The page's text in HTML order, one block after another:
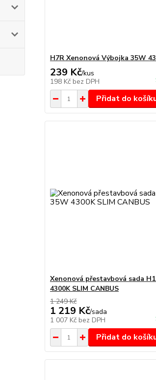
H7R Xenonová Výbojka 35W
239 Kč/kus
198 Kč bez DPH
Přidat do
Xenonová přestavbová sada
4300K SLIM CANBUS
1 249 Kč
1 219 Kč/sada
1 007 Kč bez DPH
Přidat do